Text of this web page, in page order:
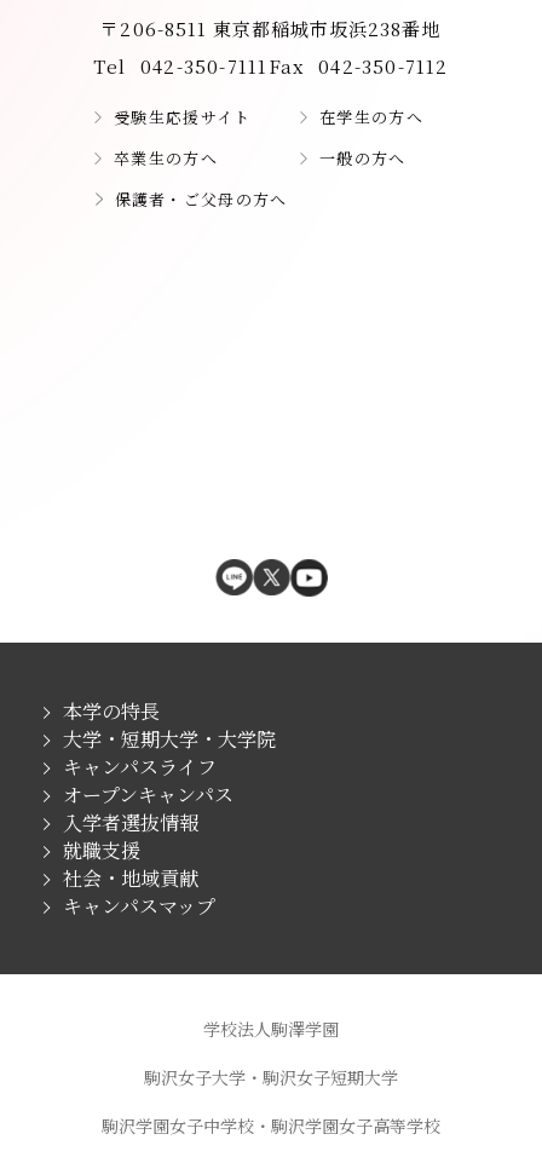
〒206-8511 東京都稲城市坂浜238番地
Tel
042-350-7111Fax 042-350-7112
受験生応援サイト
在学生の方へ
卒業生の方へ
一般の方へ
保護者・ご父母の方へ
本学の特長
大学・短期大学・大学院
キャンパスライフ
オープンキャンパス
入学者選抜情報
就職支援
社会・地域貢献
キャンパスマップ
学校法人駒澤学園
駒沢女子大学・駒沢女子短期大学
駒沢学園女子中学校・駒沢学園女子高等学校